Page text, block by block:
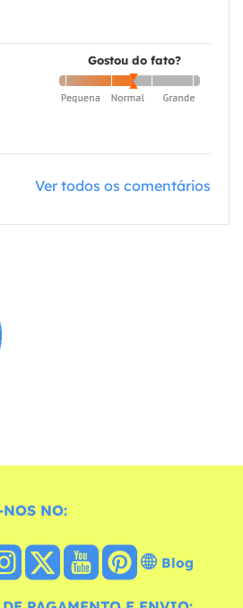
Gostou do fato?
Ver todos os comentários
NOS NO:
Blog